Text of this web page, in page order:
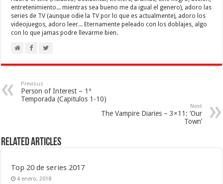
entretenimiento... mientras sea bueno me da igual el genero), adoro las
series de TV (aunque odie la TV por lo que es actualmente), adoro los
videojuegos, adoro leer... Eternamente peleado con los doblajes, algo
con lo que jamas podre llevarme bien.
Previous
Person of Interest – 1ª
Temporada (Capitulos 1-10)
Next
The Vampire Diaries – 3×11: ‘Our
Town’
Related Articles
Top 20 de series 2017
4 enero, 2018